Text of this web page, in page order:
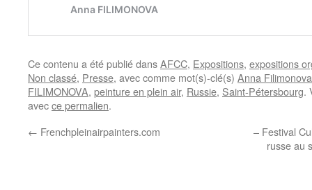
Ce contenu a été publié dansAFCC, Expositions, expositions
Non classé, Presse, avec comme mot(s)-clé(s) Anna Filimonova
FILIMONOVA, peinture en plein air, Russie, Saint-Pétersbourg.
avecce permalien.
← Frenchpleinairpainters.com
– Festival
russe au